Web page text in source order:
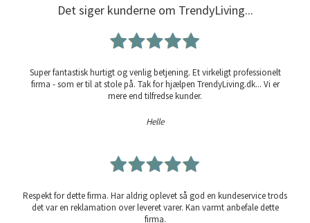
Det siger kunderne om TrendyLiving...
Super fantastisk hurtigt og venlig betjening. Et virkeligt professionelt
firma - som er til at stole på. Tak for hjælpen TrendyLiving.dk... Vi er
mere end tilfredse kunder.
Helle
Respekt for dette firma. Har aldrig oplevet så god en kundeservice trods
det var en reklamation over leveret varer. Kan varmt anbefale dette
firma.